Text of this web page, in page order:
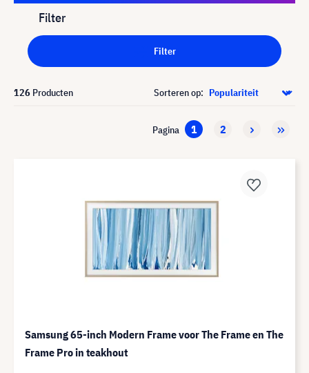
Filter
Filter
126 Producten Sorteren op:
Pagina 1 2
Samsung 65-inch Modern Frame voor The Frame en The
Frame Pro in teakhout